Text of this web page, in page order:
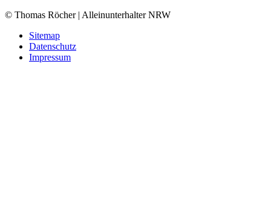
© Thomas Röcher | Alleinunterhalter NRW
Sitemap
Datenschutz
Impressum